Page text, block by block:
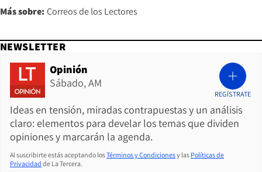
Más sobre: Correos de los Lectores
NEWSLETTER
Opinión
Sábado, AM
Ideas en tensión, miradas contrapuestas y un análisis
claro: elementos para develar los temas que dividen
opiniones y marcarán la agenda.
REGÍSTRATE
Al suscribirte estás aceptando losTérminos y Condicionesy las Políticas de
Privacidad de La Tercera.